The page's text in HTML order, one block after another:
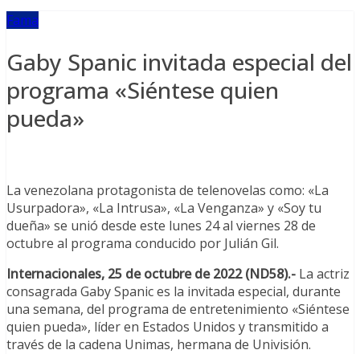
Fama
Gaby Spanic invitada especial del
programa «Siéntese quien
pueda»
La venezolana protagonista de telenovelas como: «La
Usurpadora», «La Intrusa», «La Venganza» y «Soy tu
dueña» se unió desde este lunes 24 al viernes 28 de
octubre al programa conducido por Julián Gil.
Internacionales, 25 de octubre de 2022 (ND58).- La actriz
consagrada Gaby Spanic es la invitada especial, durante
una semana, del programa de entretenimiento «Siéntese
quien pueda», líder en Estados Unidos y transmitido a
través de la cadena Unimas, hermana de Univisión.